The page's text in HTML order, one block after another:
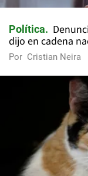
Política
dijo en cadena
Por Cristian Neira